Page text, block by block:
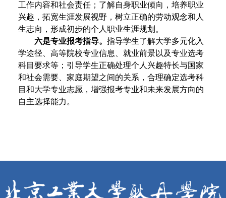
工作内容和社会责任；了解自身职业倾向，培养职业
兴趣，拓宽生涯发展视野，树立正确的劳动观念和人
生志向，形成初步的个人职业生涯规划。
六是专业报考指导。 指导学生了解大学多元化入
学途径、高等院校专业信息、就业前景以及专业选考
科目要求等；引导学生正确处理个人兴趣特长与国家
和社会需要、家庭期望之间的关系，合理确定选考科
目和大学专业志愿，增强报考专业和未来发展方向的
自主选择能力。